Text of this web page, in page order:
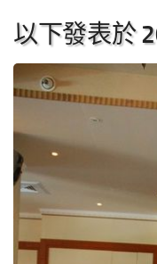
以下發表於